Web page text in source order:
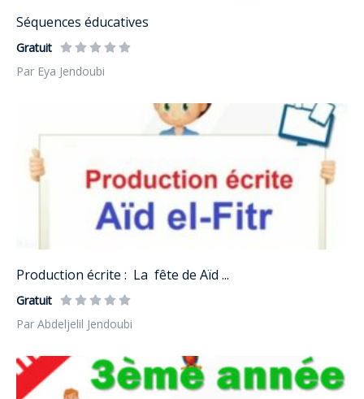
Séquences éducatives
Gratuit
Par Eya Jendoubi
Production écrite : La fête de Aïd ...
Gratuit
Par Abdeljelil Jendoubi